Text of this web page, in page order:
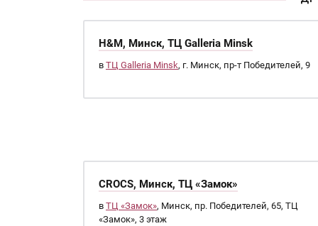
H&M, Минск, ТЦ Galleria Minsk
в ТЦ Galleria Minsk, г. Минск, пр-т Победителей, 9
CROCS, Минск, ТЦ «Замок»
в ТЦ «Замок», Минск, пр. Победителей, 65, ТЦ
«Замок», 3 этаж